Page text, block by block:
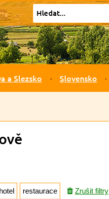
a Slezsko Slovensko
hotel restaurace Zrušit filtry